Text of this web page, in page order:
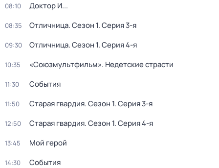
08:10 Доктор И...
08:35 Отличница. Сезон 1. Серия 3-я
09:30 Отличница. Сезон 1. Серия 4-я
10:35 «Союзмультфильм». Недетские страсти
11:30 События
11:50 Старая гвардия. Сезон 1. Серия 3-я
12:50 Старая гвардия. Сезон 1. Серия 4-я
13:45 Мой герой
14:30 События